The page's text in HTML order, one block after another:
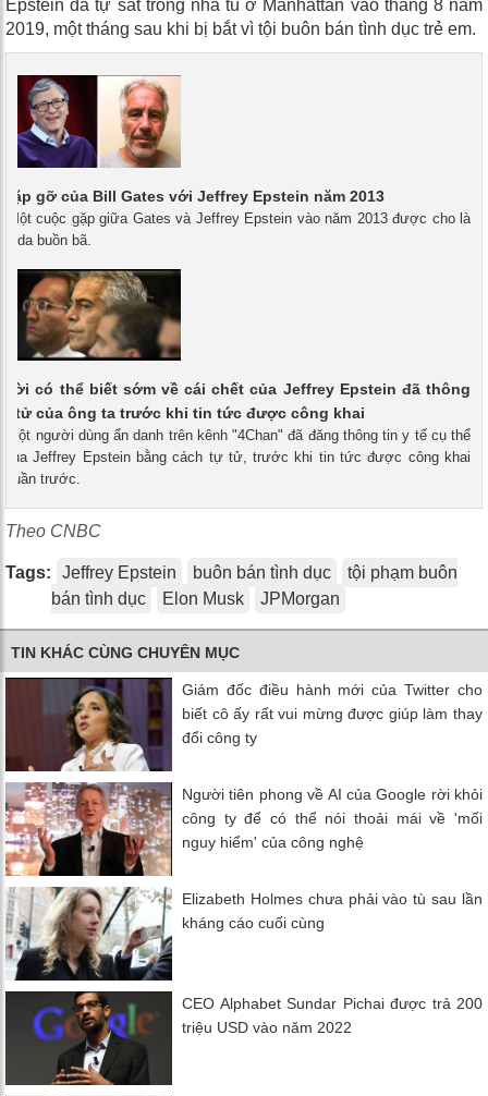
Epstein đã tự sát trong nhà tù ở Manhattan vào tháng 8 năm
2019, một tháng sau khi bị bắt vì tội buôn bán tình dục trẻ em.
gỡ của Bill Gates với Jeffrey Epstein năm 2013
Một cuộc gặp giữa Gates và Jeffrey Epstein vào năm 2013 được cho là
buồn bã.
có thể biết sớm về cái chết của Jeffrey Epstein đã thông
tử của ông ta trước khi tin tức được công khai
Một người dùng ẩn danh trên kênh "4Chan" đã đăng thông tin y tế cụ thể
của Jeffrey Epstein bằng cách tự tử, trước khi tin tức được công khai
tuần trước.
Theo CNBC
Tags: Jeffrey Epstein buôn bán tình dục
tội phạm buôn
bán tình dục
Elon Musk JPMorgan
TIN KHÁC CÙNG CHUYÊN MỤC
Giám đốc điều hành mới của Twitter cho
biết cô ấy rất vui mừng được giúp làm thay
đổi công ty
Người tiên phong về AI của Google rời khỏi
công ty để có thể nói thoải mái về 'mối
nguy hiểm' của công nghệ
Elizabeth Holmes chưa phải vào tù sau lần
kháng cáo cuối cùng
CEO Alphabet Sundar Pichai được trả 200
triệu USD vào năm 2022